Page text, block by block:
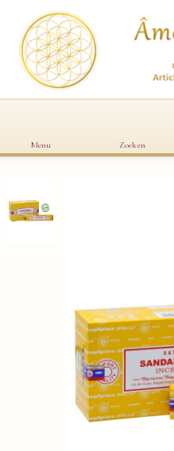
Menu Zoeken